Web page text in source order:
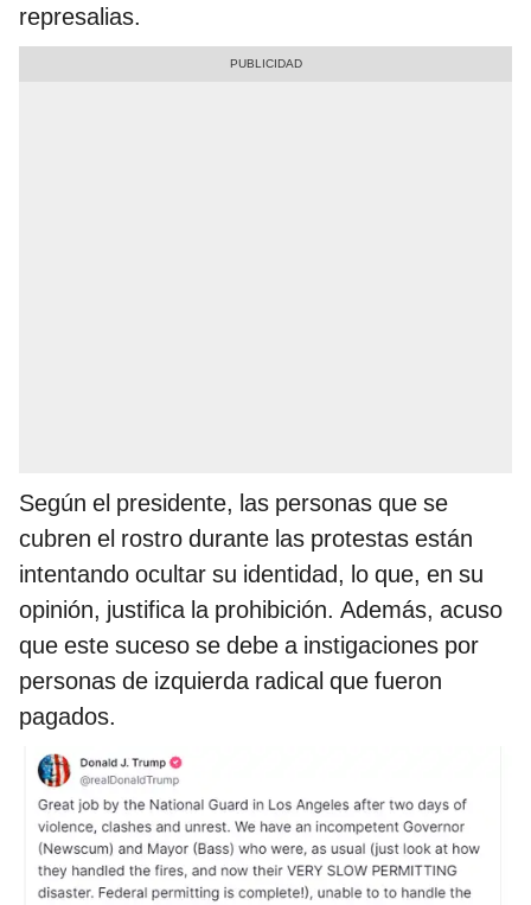
represalias.
Según el presidente, las personas que se
cubren el rostro durante las protestas están
intentando ocultar su identidad, lo que, en su
opinión, justifica la prohibición. Además, acuso
que este suceso se debe a instigaciones por
personas de izquierda radical que fueron
pagados.